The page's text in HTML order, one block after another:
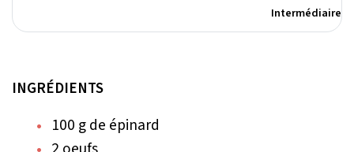
Intermédiaire
INGRÉDIENTS
100 g de épinard